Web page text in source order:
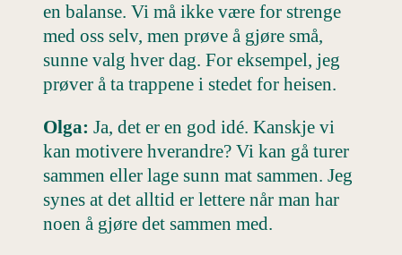
en balanse. Vi må ikke være for strenge
med oss selv, men prøve å gjøre små,
sunne valg hver dag. For eksempel, jeg
prøver å ta trappene i stedet for heisen.
Olga: Ja, det er en god idé. Kanskje vi
kan motivere hverandre? Vi kan gå turer
sammen eller lage sunn mat sammen. Jeg
synes at det alltid er lettere når man har
noen å gjøre det sammen med.